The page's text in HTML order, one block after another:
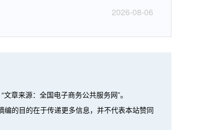
2026-08-06
章来源：全国电子商务公共服务网”。
编的目的在于传递更多信息，并不代表本站赞同